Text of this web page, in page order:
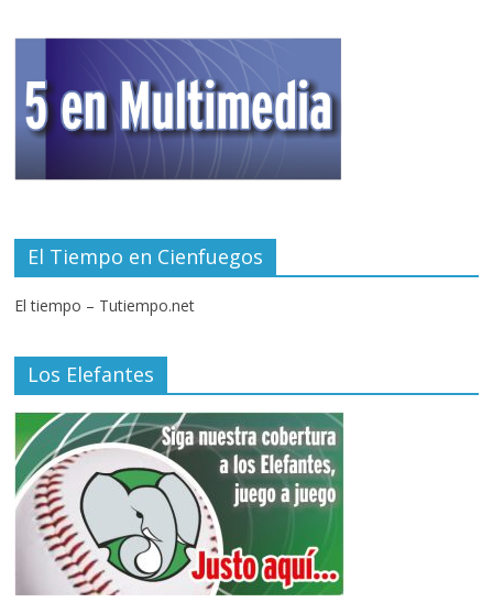
El Tiempo en Cienfuegos
El tiempo – Tutiempo.net
Los Elefantes